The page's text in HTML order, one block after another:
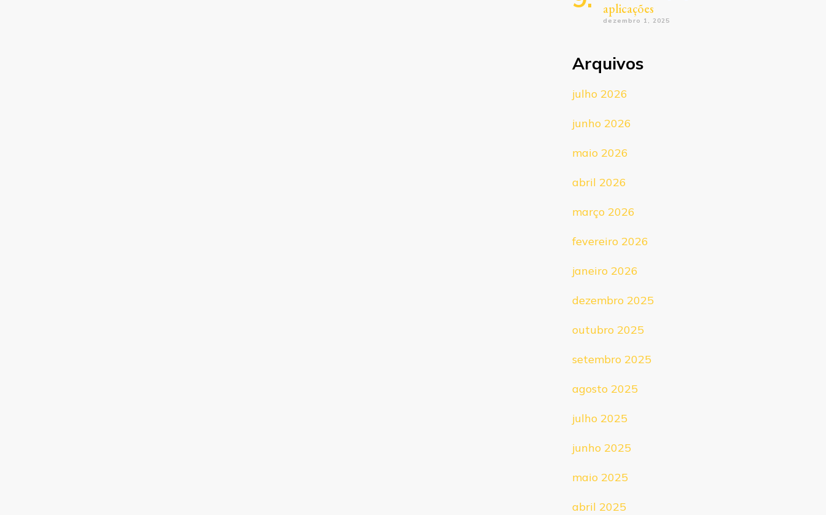
aplicações
dezembro 1, 2025
Arquivos
julho 2026
junho 2026
maio 2026
abril 2026
março 2026
fevereiro 2026
janeiro 2026
dezembro 2025
outubro 2025
setembro 2025
agosto 2025
julho 2025
junho 2025
maio 2025
abril 2025